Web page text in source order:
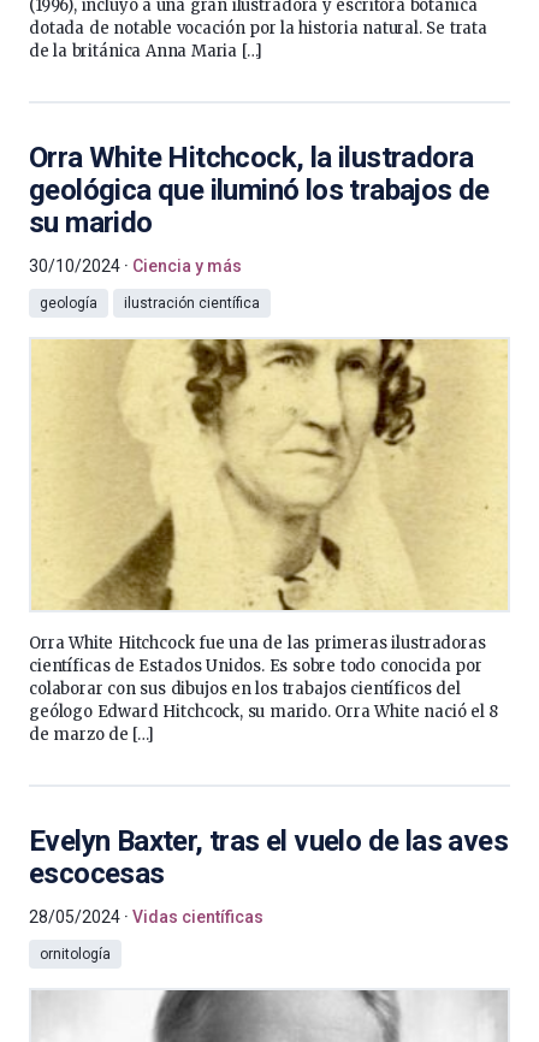
(1996), incluyó a una gran ilustradora y escritora botánica
dotada de notable vocación por la historia natural. Se trata
de la británica Anna Maria […]
Orra White Hitchcock, la ilustradora
geológica que iluminó los trabajos de
su marido
30/10/2024 Ciencia y más
geología ilustración científica
Orra White Hitchcock fue una de las primeras ilustradoras
científicas de Estados Unidos. Es sobre todo conocida por
colaborar con sus dibujos en los trabajos científicos del
geólogo Edward Hitchcock, su marido. Orra White nació el 8
de marzo de […]
Evelyn Baxter, tras el vuelo de las aves
escocesas
28/05/2024 Vidas científicas
ornitología